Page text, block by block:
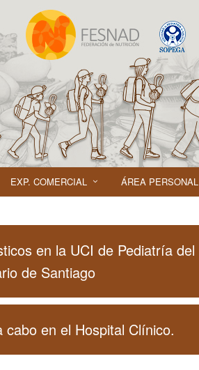
EXP. COMERCIAL ÁREA PERSONAL
en la UCI de Pediatría del
de Santiago
en el Hospital Clínico.